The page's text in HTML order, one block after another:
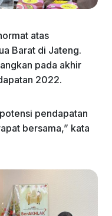
atas
Barat di Jateng.
pada akhir
2022.
pendapatan
bersama,” kata